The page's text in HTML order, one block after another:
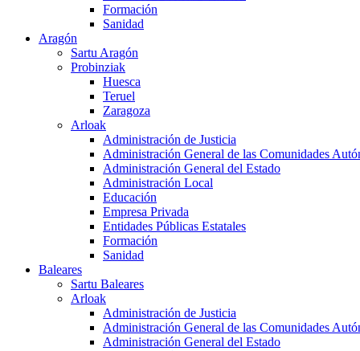
Formación
Sanidad
Aragón
Sartu Aragón
Probinziak
Huesca
Teruel
Zaragoza
Arloak
Administración de Justicia
Administración General de las Comunidades
Administración General del Estado
Administración Local
Educación
Empresa Privada
Entidades Públicas Estatales
Formación
Sanidad
Baleares
Sartu Baleares
Arloak
Administración de Justicia
Administración General de las Comunidades
Administración General del Estado